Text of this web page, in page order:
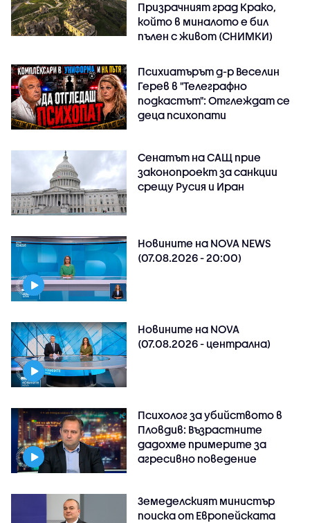
Призрачният град Крако,
който в миналото е бил
пълен с живот (СНИМКИ)
Психиатърът д-р Веселин
Герев в "Телеграфно
подкастът": Отглеждат се
деца психопати
Сенатът на САЩ прие
законопроект за санкции
срещу Русия и Иран
Новините на NOVA NEWS
(07.08.2026 - 20:00)
Новините на NOVA
(07.08.2026 - централна)
Психолог за убийството в
Пловдив: Възрастните
дадохме примерите за
агресивно поведение
Земеделският министър
поиска от Европейската